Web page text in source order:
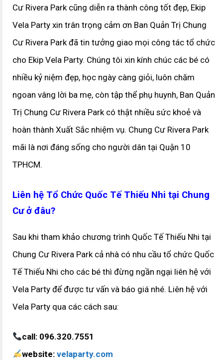
Cư Rivera Park cũng diễn ra thành công tốt đẹp, Ekip
Vela Party xin trân trọng cảm ơn Ban Quản Trị Chung
Cư Rivera Park đã tin tưởng giao mọi công tác tổ chức
cho Ekip Vela Party. Chúng tôi xin kính chúc các bé có
nhiều kỷ niệm đẹp, học ngày càng giỏi, luôn chăm
ngoan vâng lời ba mẹ, còn tập thể phụ huynh, Ban Quản
Trị Chung Cư Rivera Park có thật nhiều sức khoẻ và
hoàn thành Xuất Sắc nhiệm vụ. Chung Cư Rivera Park
mãi là nơi đáng sống cho người dân tại Quận 10
TPHCM.
Liên hệ Tổ Chức Quốc Tế Thiếu Nhi tại Chung
Cư ở đâu?
Sau khi tham khảo chương trình Quốc Tế Thiếu Nhi tại
Chung Cư Rivera Park cả nhà có nhu cầu tổ chức Quốc
Tế Thiếu Nhi cho các bé thì đừng ngần ngại liên hệ với
Vela Party để được tư vấn và báo giá nhé. Liên hệ với
Vela Party qua các cách sau:
call: 096.320.7551
website:velaparty.com